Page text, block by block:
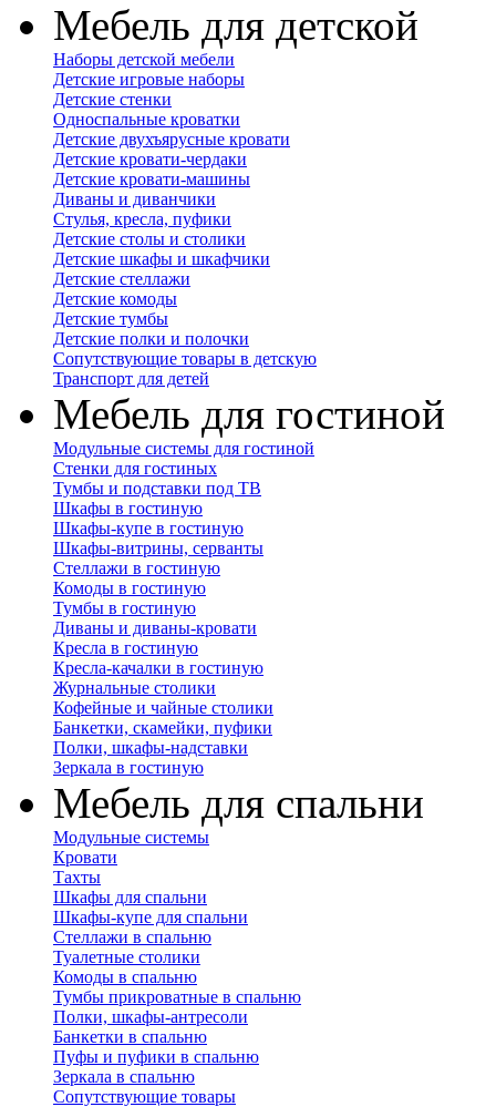
Мебель для детской
Наборы детской мебели
Детские игровые наборы
Детские стенки
Односпальные кроватки
Детские двухъярусные кровати
Детские кровати-чердаки
Детские кровати-машины
Диваны и диванчики
Стулья, кресла, пуфики
Детские столы и столики
Детские шкафы и шкафчики
Детские стеллажи
Детские комоды
Детские тумбы
Детские полки и полочки
Сопутствующие товары в детскую
Транспорт для детей
Мебель для гостиной
Модульные системы для гостиной
Стенки для гостиных
Тумбы и подставки под ТВ
Шкафы в гостиную
Шкафы-купе в гостиную
Шкафы-витрины, серванты
Стеллажи в гостиную
Комоды в гостиную
Тумбы в гостиную
Диваны и диваны-кровати
Кресла в гостиную
Кресла-качалки в гостиную
Журнальные столики
Кофейные и чайные столики
Банкетки, скамейки, пуфики
Полки, шкафы-надставки
Зеркала в гостиную
Мебель для спальни
Модульные системы
Кровати
Тахты
Шкафы для спальни
Шкафы-купе для спальни
Стеллажи в спальню
Туалетные столики
Комоды в спальню
Тумбы прикроватные в спальню
Полки, шкафы-антресоли
Банкетки в спальню
Пуфы и пуфики в спальню
Зеркала в спальню
Сопутствующие товары